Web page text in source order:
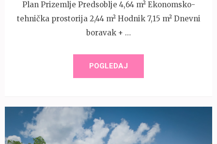
Plan Prizemlje Predsoblje 4,64 m² Ekonomsko-
tehnička prostorija 2,44 m² Hodnik 7,15 m² Dnevni
boravak + …
POGLEDAJ